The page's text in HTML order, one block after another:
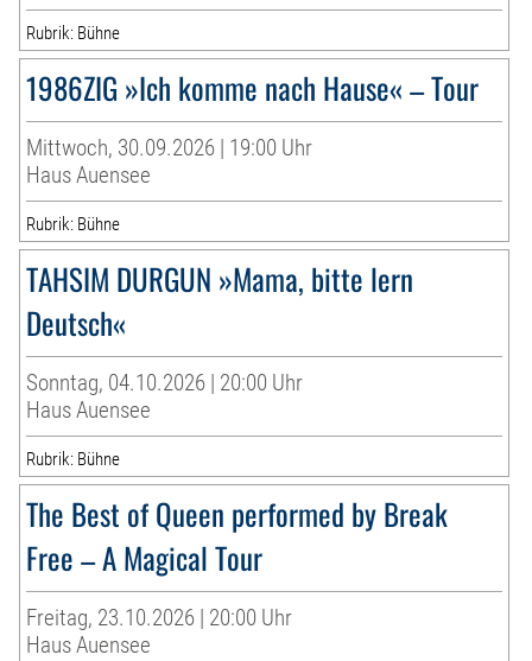
Rubrik: Bühne
1986ZIG »Ich komme nach Hause« – Tour
Mittwoch, 30.09.2026 | 19:00 Uhr
Haus Auensee
Rubrik: Bühne
TAHSIM DURGUN »Mama, bitte lern
Deutsch«
Sonntag, 04.10.2026 | 20:00 Uhr
Haus Auensee
Rubrik: Bühne
The Best of Queen performed by Break
Free – A Magical Tour
Freitag, 23.10.2026 | 20:00 Uhr
Haus Auensee